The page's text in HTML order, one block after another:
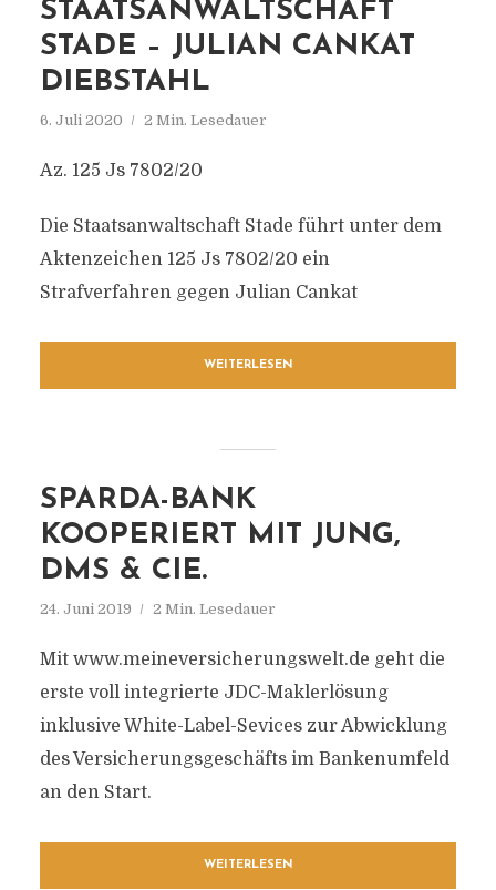
STAATSANWALTSCHAFT
STADE – JULIAN CANKAT
DIEBSTAHL
6. Juli 2020 2 Min. Lesedauer
Az. 125 Js 7802/20
Die Staatsanwaltschaft Stade führt unter dem
Aktenzeichen 125 Js 7802/20 ein
Strafverfahren gegen Julian Cankat
WEITERLESEN
SPARDA-BANK
KOOPERIERT MIT JUNG,
DMS & CIE.
24. Juni 2019 2 Min. Lesedauer
Mit www.meineversicherungswelt.de geht die
erste voll integrierte JDC-Maklerlösung
inklusive White-Label-Sevices zur Abwicklung
des Versicherungsgeschäfts im Bankenumfeld
an den Start.
WEITERLESEN